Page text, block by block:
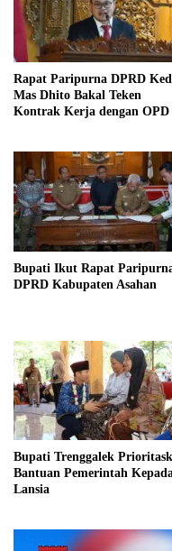
Rapat Paripurna DPRD
Mas Dhito Bakal Teken
Kontrak Kerja dengan OPD
Bupati Ikut Rapat
DPRD Kabupaten Asahan
Bupati Trenggalek
Bantuan Pemerintah
Lansia